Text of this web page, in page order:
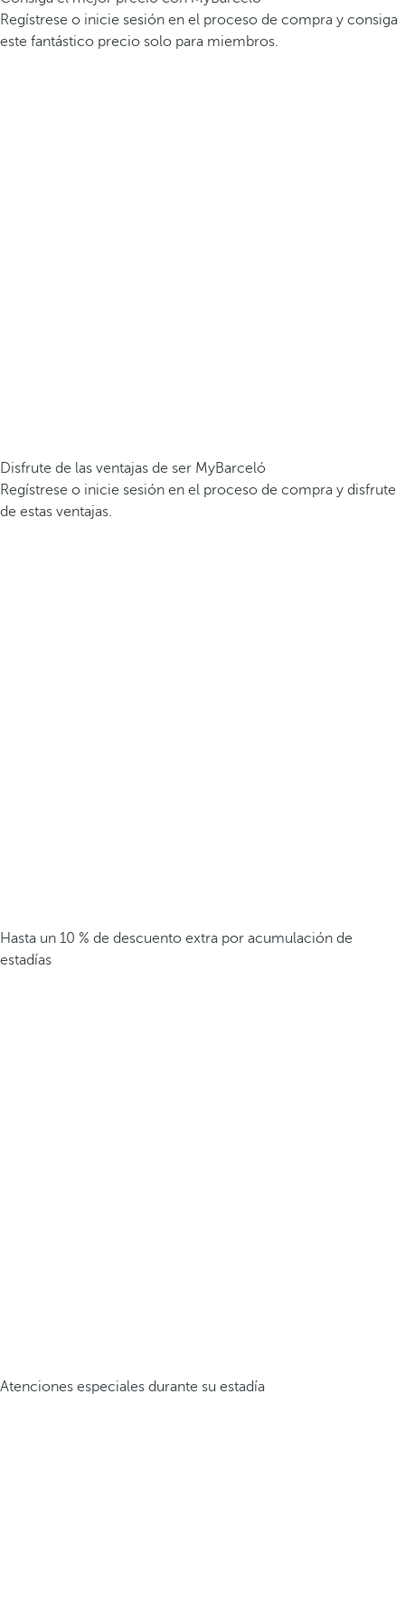
Regístrese o inicie sesión en el proceso de compra y consiga
este fantástico precio solo para miembros.
Disfrute de las ventajas de ser MyBarceló
Regístrese o inicie sesión en el proceso de compra y disfrute
de estas ventajas.
Hasta un 10 % de descuento extra por acumulación de
estadías
Atenciones especiales durante su estadía